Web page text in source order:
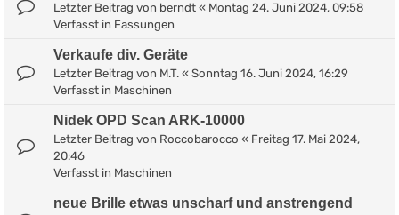
Letzter Beitrag von berndt « Montag 24. Juni 2024, 09:58
Verfasst in Fassungen
Verkaufe div. Geräte
Letzter Beitrag von M.T. « Sonntag 16. Juni 2024, 16:29
Verfasst in Maschinen
Nidek OPD Scan ARK-10000
Letzter Beitrag von Roccobarocco « Freitag 17. Mai 2024,
20:46
Verfasst in Maschinen
neue Brille etwas unscharf und anstrengend